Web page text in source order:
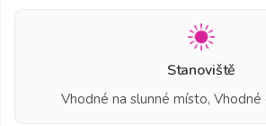
Stanoviště
Vhodné na slunné místo,